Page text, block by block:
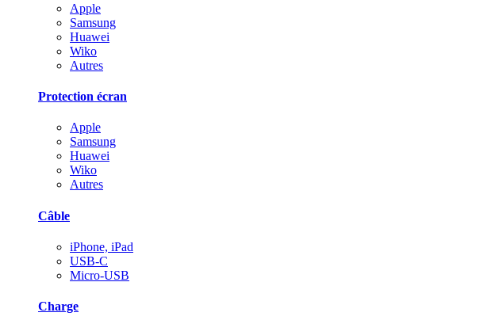
Apple
Samsung
Huawei
Wiko
Autres
Protection écran
Apple
Samsung
Huawei
Wiko
Autres
Câble
iPhone, iPad
USB-C
Micro-USB
Charge